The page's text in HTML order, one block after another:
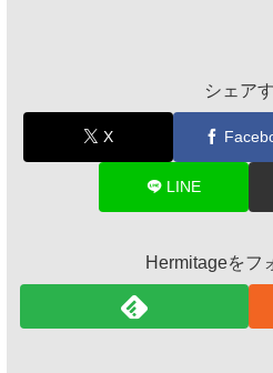
シェア
X
LINE
Hermitageをフ